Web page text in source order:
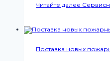
Читайте далее
Поставка новых